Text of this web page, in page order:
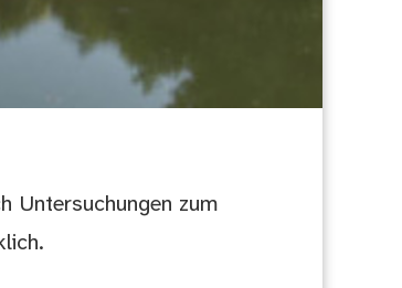
Untersuchungen zum